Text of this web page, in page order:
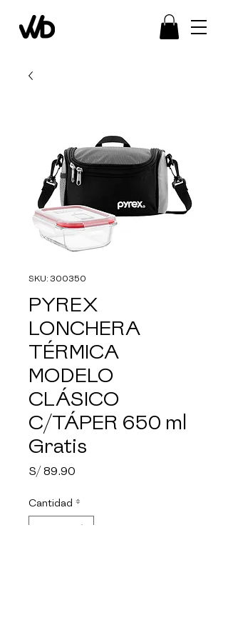
SKU: 300350
PYREX
LONCHERA
TÉRMICA
MODELO
CLÁSICO
C/TÁPER 650 ml
Gratis
S/ 89.90
Cantidad *